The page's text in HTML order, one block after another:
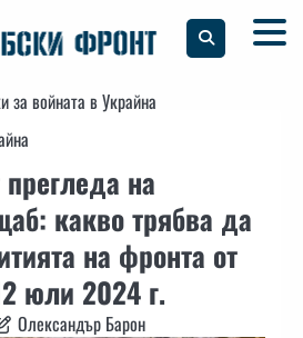
за войната в Украйна
на
какво трябва да
на фронта от
юли 2024 г.
Олександър Барон